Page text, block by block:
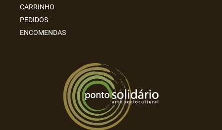
CARRINHO
PEDIDOS
ENCOMENDAS